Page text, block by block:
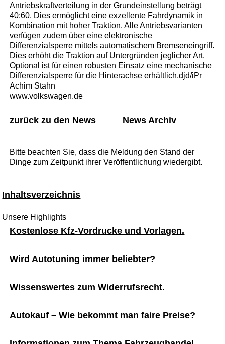
Antriebskraftverteilung in der Grundeinstellung beträgt
40:60. Dies ermöglicht eine exzellente Fahrdynamik in
Kombination mit hoher Traktion. Alle Antriebsvarianten
verfügen zudem über eine elektronische
Differenzialsperre mittels automatischem Bremseneingriff.
Dies erhöht die Traktion auf Untergründen jeglicher Art.
Optional ist für einen robusten Einsatz eine mechanische
Differenzialsperre für die Hinterachse erhältlich.djd/iPr
Achim Stahn
www.volkswagen.de
zurück zu den News News Archiv
Bitte beachten Sie, dass die Meldung den Stand der
Dinge zum Zeitpunkt ihrer Veröffentlichung wiedergibt.
Inhaltsverzeichnis
Unsere Highlights
Kostenlose Kfz-Vordrucke und Vorlagen.
Wird Autotuning immer beliebter?
Wissenswertes zum Widerrufsrecht.
Autokauf – Wie bekommt man faire Preise?